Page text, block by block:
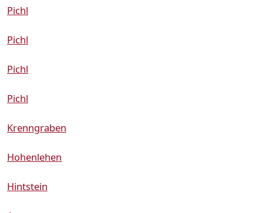
Pichl
Pichl
Pichl
Pichl
Krenngraben
Hohenlehen
Hintstein